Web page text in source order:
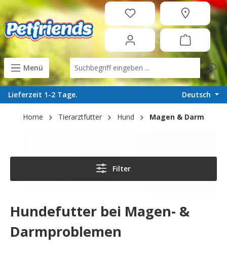
content
Menü
Lieferzeit 1-2 Tage. Deutsch
Home Tierarztfutter Hund Magen & Darm
Filter
Hundefutter bei Magen- &
Darmproblemen